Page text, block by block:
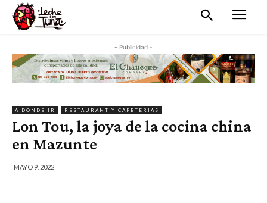
- Publicidad -
A DÓNDE IR RESTAURANT Y CAFETERÍAS
Lon Tou, la joya de la cocina china
en Mazunte
MAYO 9, 2022